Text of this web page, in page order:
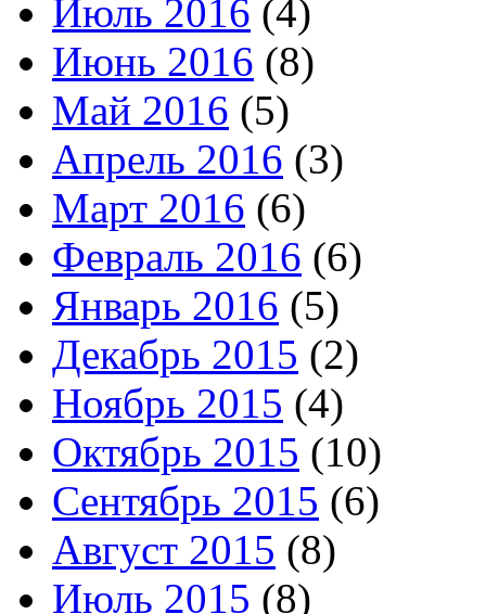
Июль 2016 (4)
Июнь 2016 (8)
Май 2016 (5)
Апрель 2016 (3)
Март 2016 (6)
Февраль 2016 (6)
Январь 2016 (5)
Декабрь 2015 (2)
Ноябрь 2015 (4)
Октябрь 2015 (10)
Сентябрь 2015 (6)
Август 2015 (8)
Июль 2015 (8)